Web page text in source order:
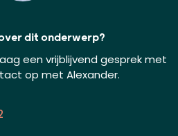
dit onderwerp?
een vrijblijvend gesprek met
op met Alexander.